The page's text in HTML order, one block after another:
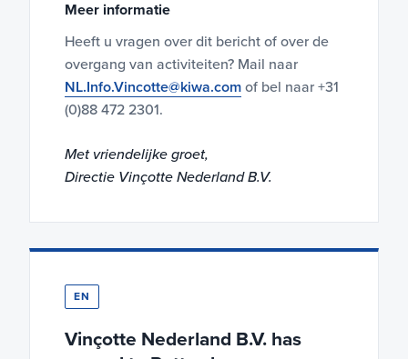
Meer informatie
Heeft u vragen over dit bericht of over de
overgang van activiteiten? Mail naar
NL.Info.Vincotte@kiwa.com of bel naar +31
(0)88 472 2301.
Met vriendelijke groet,
Directie Vinçotte Nederland B.V.
EN
Vinçotte Nederland B.V. has